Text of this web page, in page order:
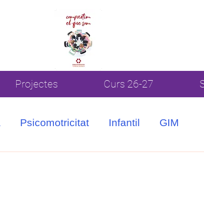
Projectes Curs 26-27
Psicomotricitat Infantil GIM